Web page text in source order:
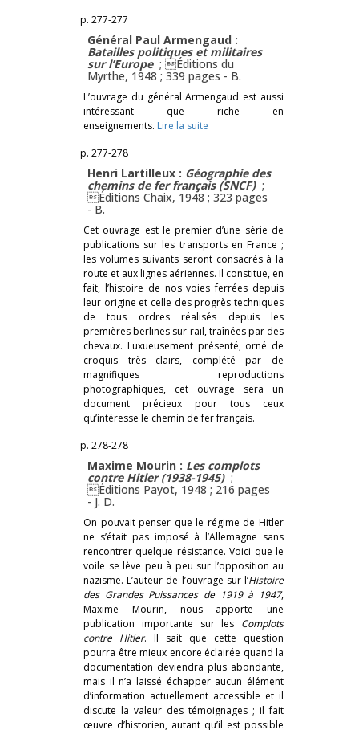
p. 277-277
Général Paul Armengaud :
Batailles politiques et militaires
sur l’Europe ; Éditions du
Myrthe, 1948 ; 339 pages - B.
L’ouvrage du général Armengaud est aussi
intéressant que riche en
enseignements. Lire la suite
p. 277-278
Henri Lartilleux : Géographie des
chemins de fer français (SNCF) ;
Éditions Chaix, 1948 ; 323 pages
- B.
Cet ouvrage est le premier d’une série de
publications sur les transports en France ;
les volumes suivants seront consacrés à la
route et aux lignes aériennes. Il constitue, en
fait, l’histoire de nos voies ferrées depuis
leur origine et celle des progrès techniques
de tous ordres réalisés depuis les
premières berlines sur rail, traînées par des
chevaux. Luxueusement présenté, orné de
croquis très clairs, complété par de
magnifiques reproductions
photographiques, cet ouvrage sera un
document précieux pour tous ceux
qu’intéresse le chemin de fer français.
p. 278-278
Maxime Mourin : Les complots
contre Hitler (1938-1945) ;
Éditions Payot, 1948 ; 216 pages
- J. D.
On pouvait penser que le régime de Hitler
ne s’était pas imposé à l’Allemagne sans
rencontrer quelque résistance. Voici que le
voile se lève peu à peu sur l’opposition au
nazisme. L’auteur de l’ouvrage sur l’Histoire
des Grandes Puissances de 1919 à 1947,
Maxime Mourin, nous apporte une
publication importante sur les Complots
contre Hitler. Il sait que cette question
pourra être mieux encore éclairée quand la
documentation deviendra plus abondante,
mais il n’a laissé échapper aucun élément
d’information actuellement accessible et il
discute la valeur des témoignages ; il fait
œuvre d’historien, autant qu’il est possible